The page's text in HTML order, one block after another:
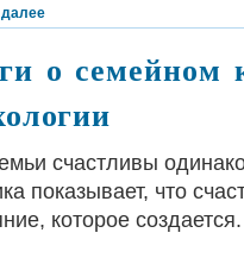
далее
о семейном
счастливы
показывает, что
которое создается.